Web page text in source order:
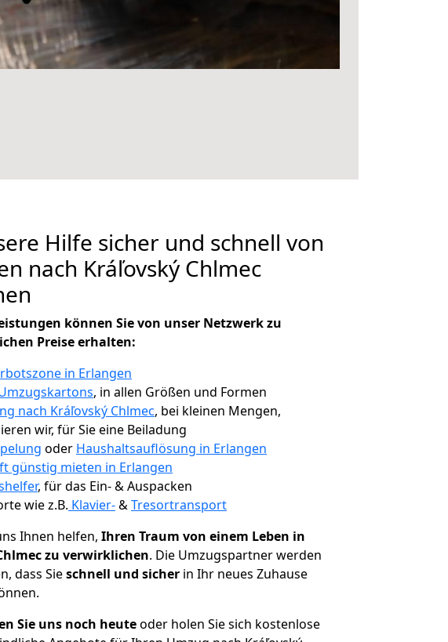
Hilfe sicher und schnell von
nach Kráľovský Chlmec
können Sie von unser Netzwerk zu
Preise erhalten:
in Erlangen
, in allen Größen und Formen
nach Kráľovský Chlmec, bei kleinen Mengen,
wir, für Sie eine Beiladung
oder Haushaltsauflösung in Erlangen
günstig mieten in Erlangen
, für das Ein- & Auspacken
wie z.B. Klavier-&Tresortransport
Ihnen helfen, Ihren Traum von einem Leben in
zu verwirklichen. Die Umzugspartner werden
dass Sieschnell und sicher in Ihr neues Zuhause
Sie uns noch heuteoder holen Sie sich kostenlose